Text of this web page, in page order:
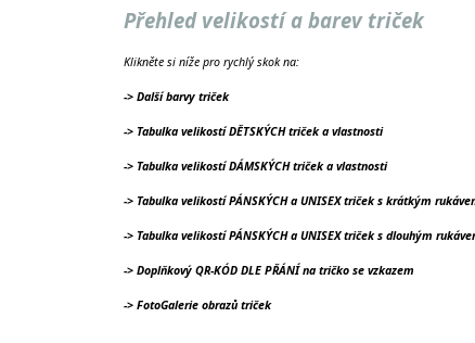
Přehled velikostí a barev triček
Klikněte si níže pro rychlý skok na:
-> Další barvy triček
-> Tabulka velikostí DĚTSKÝCH triček a vlastnosti
-> Tabulka velikostí DÁMSKÝCH triček a vlastnosti
-> Tabulka velikostí PÁNSKÝCH a UNISEX triček s krátkým
-> Tabulka velikostí PÁNSKÝCH a UNISEX triček s dlouhým
-> Doplňkový QR-KÓD DLE PŘÁNÍ na tričko se vzkazem
-> FotoGalerie obrazů triček